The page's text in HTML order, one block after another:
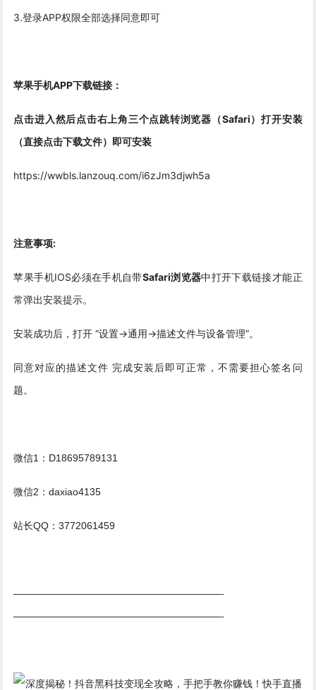
3.登录APP权限全部选择同意即可
苹果手机APP下载链接：
点击进入然后点击右上角三个点跳转浏览器（Safari）打开安装
（直接点击下载文件）即可安装
https://wwbls.lanzouq.com/i6zJm3djwh5a
注意事项:
苹果手机IOS必须在手机自带Safari浏览器中打开下载链接才能正
常弹出安装提示。
安装成功后，打开 “设置->通用->描述文件与设备管理”。
同意对应的描述文件 完成安装后即可正常，不需要担心签名问
题。
微信1：D18695789131
微信2：daxiao4135
站长QQ：3772061459
—————————————————————-
—————————————————————-